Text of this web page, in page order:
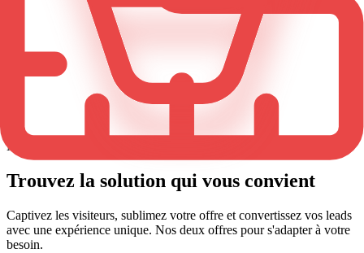
Nos offres
Trouvez la solution qui vous convient
Captivez les visiteurs, sublimez votre offre et convertissez vos leads
avec une expérience unique. Nos deux offres pour s'adapter à votre
besoin.